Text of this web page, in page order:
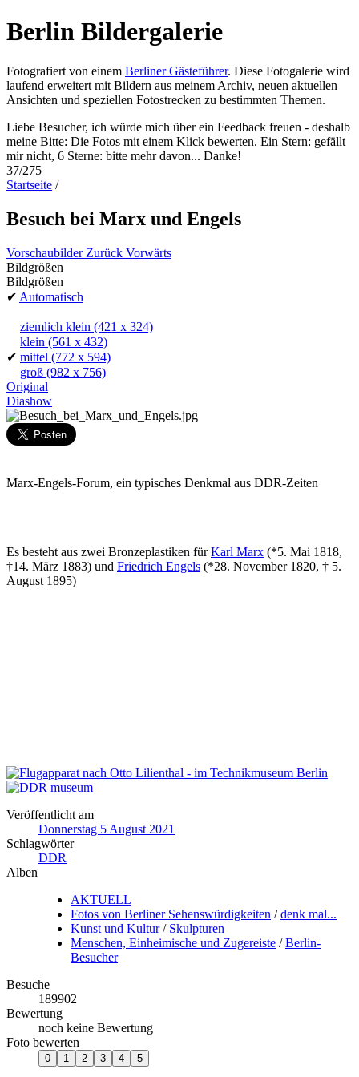
Berlin Bildergalerie
Fotografiert von einem Berliner Gästeführer. Diese Fotogalerie wird
laufend erweitert mit Bildern aus meinem Archiv, neuen aktuellen
Ansichten und speziellen Fotostrecken zu bestimmten Themen.
Liebe Besucher, ich würde mich über ein Feedback freuen - deshalb
meine Bitte: Die Fotos mit einem Klick bewerten. Ein Stern: gefällt
mir nicht, 6 Sterne: bitte mehr davon... Danke!
37/275
Startseite /
Besuch bei Marx und Engels
Vorschaubilder Zurück Vorwärts
Bildgrößen
Bildgrößen
✔ Automatisch
ziemlich klein (421 x 324)
klein (561 x 432)
✔ mittel (772 x 594)
groß (982 x 756)
Original
Diashow
Marx-Engels-Forum, ein typisches Denkmal aus DDR-Zeiten
Es besteht aus zwei Bronzeplastiken fürKarl Marx (*5. Mai 1818,
†14. März 1883) und Friedrich Engels (*28. November 1820, † 5.
August 1895)
Veröffentlicht am
Donnerstag 5 August 2021
Schlagwörter
DDR
Alben
AKTUELL
Fotos von Berliner Sehenswürdigkeiten /denk mal...
Kunst und Kultur/ Skulpturen
Menschen, Einheimische und Zugereiste /Berlin-
Besucher
Besuche
189902
Bewertung
noch keine Bewertung
Foto bewerten